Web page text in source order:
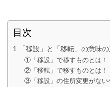
目次
1.「移設」と「移転」の意味の
①「移設」で移すものとは！
②「移転」で移すものとは！
③「移設」の住所変更がない